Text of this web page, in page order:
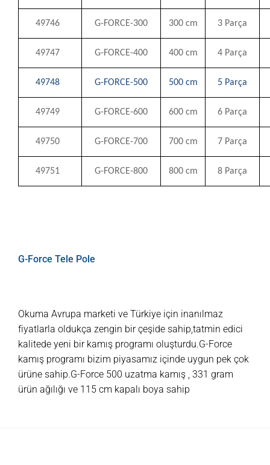
49746 G-FORCE-300 300 cm 3 Parça
49747 G-FORCE-400 400 cm 4 Parça
49748 G-FORCE-500 500 cm 5 Parça
49749 G-FORCE-600 600 cm 6 Parça
49750 G-FORCE-700 700 cm 7 Parça
49751 G-FORCE-800 800 cm 8 Parça
G-Force Tele Pole
Okuma Avrupa marketi ve Türkiye için inanılmaz
fiyatlarla oldukça zengin bir çeşide sahip,tatmin edici
kalitede yeni bir kamış programı oluşturdu.G-Force
kamış programı bizim piyasamız içinde uygun pek çok
ürüne sahip.G-Force 500 uzatma kamış , 331 gram
ürün ağılığı ve 115 cm kapalı boya sahip